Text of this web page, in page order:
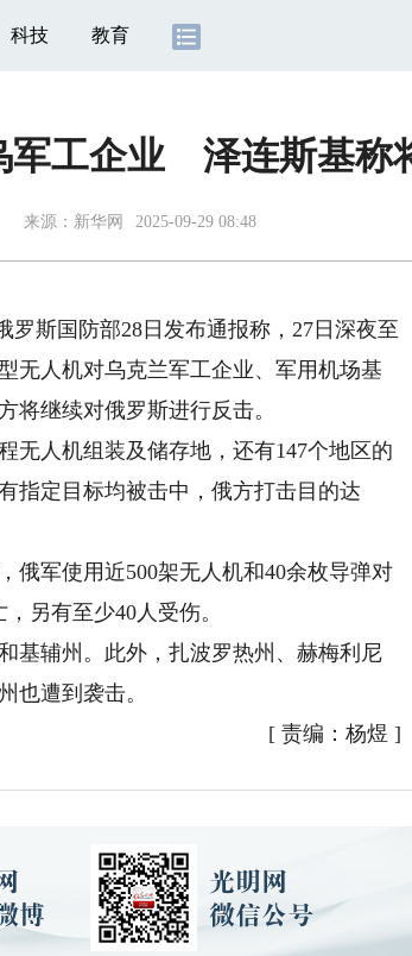
科技 教育
军工企业 泽连斯基称
来源： 新华网 2025-09-29 08:48
斯国防部28日发布通报称，27日深夜至
无人机对乌克兰军工企业、军用机场基
将继续对俄罗斯进行反击。
人机组装及储存地，还有147个地区的
指定目标均被击中，俄方打击目的达
军使用近500架无人机和40余枚导弹对
另有至少40人受伤。
辅州。此外，扎波罗热州、赫梅利尼
也遭到袭击。
[ 责编：杨煜 ]